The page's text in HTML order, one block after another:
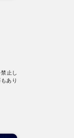
止し
あり